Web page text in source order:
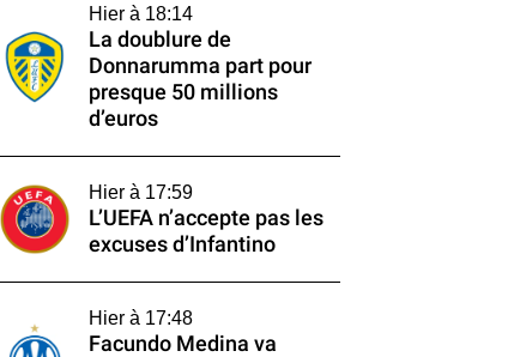
Hier à 18:14
La doublure de
Donnarumma part pour
presque 50 millions
d’euros
Hier à 17:59
L’UEFA n’accepte pas les
excuses d’Infantino
Hier à 17:48
Facundo Medina va